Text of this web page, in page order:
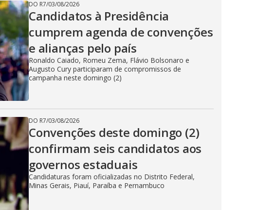
DO R7/03/08/2026
Candidatos à Presidência
cumprem agenda de convenções
e alianças pelo país
Ronaldo Caiado, Romeu Zema, Flávio Bolsonaro e
Augusto Cury participaram de compromissos de
campanha neste domingo (2)
DO R7/03/08/2026
Convenções deste domingo (2)
confirmam seis candidatos aos
governos estaduais
Candidaturas foram oficializadas no Distrito Federal,
Minas Gerais, Piauí, Paraíba e Pernambuco